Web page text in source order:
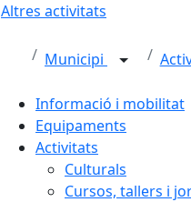
Altres activitats
Municipi
Informació i mobilitat
Equipaments
Activitats
Culturals
Cursos, tallers i